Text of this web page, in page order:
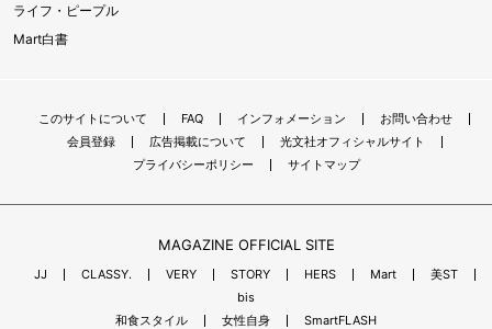
ライフ・ピープル
Mart白書
このサイトについて FAQ インフォメーション
お問い合わせ
会員登録
広告掲載について
光文社オフィシャルサイト
プライバシーポリシー
サイトマップ
MAGAZINE OFFICIAL SITE
JJ CLASSY. VERY STORY HERS Mart
美ST
bis
和食スタイル
女性自身
SmartFLASH